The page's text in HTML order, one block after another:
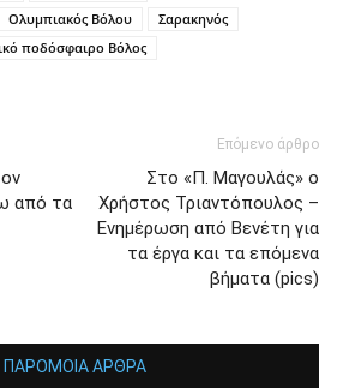
Ολυμπιακός Βόλου
Σαρακηνός
ποδόσφαιρο Βόλος
από τα
Επόμενο άρθρο
Στο «Π. Μαγουλάς» ο
Χρήστος Τριαντόπουλος –
Ενημέρωση από Βενέτη για
τα έργα και τα επόμενα
βήματα (pics)
ΠΑΡΟΜΟΙΑ ΑΡΘΡΑ